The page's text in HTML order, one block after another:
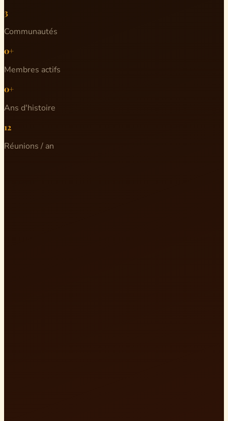
3
Communautés
0+
Membres actifs
0+
Ans d'histoire
12
Réunions / an